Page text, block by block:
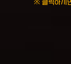
※ 클릭하시